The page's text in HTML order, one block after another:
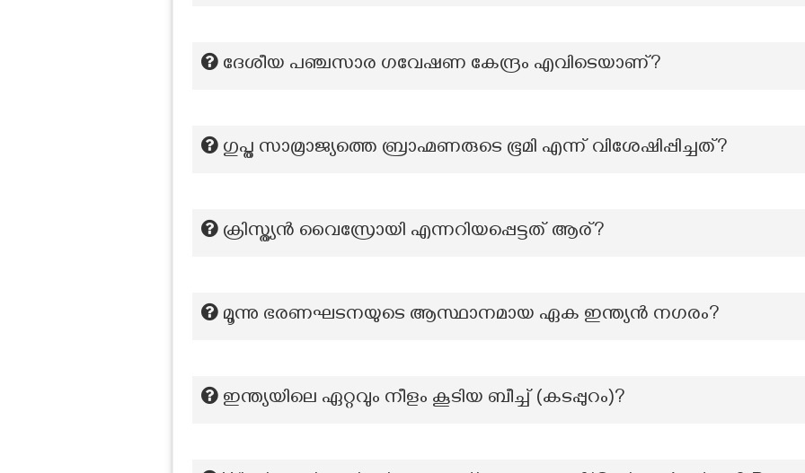
ദേശീയ പഞ്ചസാര ഗവേഷണ കേന്ദ്രം എവിടെയാണ്?
ഗുപ്ത സാമ്രാജ്യത്തെ ബ്രാഹ്മണരുടെ ഭൂമി എന്ന് വിശേഷിപ്പിച്ചത്?
ക്രിസ്ത്യൻ വൈസ്രോയി എന്നറിയപ്പെട്ടത് ആര്?
മൂന്നു ഭരണഘടനയുടെ ആസ്ഥാനമായ ഏക ഇന്ത്യൻ നഗരം?
ഇന്ത്യയിലെ ഏറ്റവും നീളം കൂടിയ ബീച്ച് (കടപ്പുറം)?